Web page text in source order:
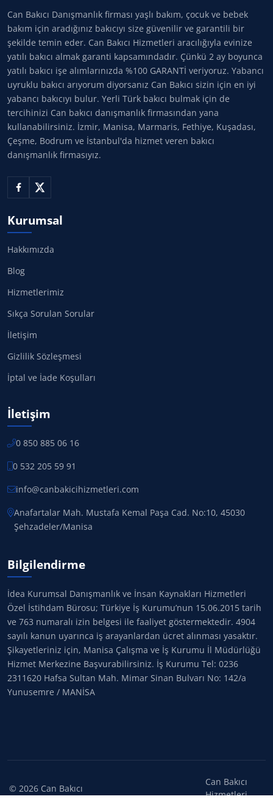
Can Bakıcı Danışmanlık firması yaşlı bakım, çocuk ve bebek
bakım için aradığınız bakıcıyı size güvenilir ve garantili bir
şekilde temin eder. Can Bakıcı Hizmetleri aracılığıyla evinize
yatılı bakıcı almak garanti kapsamındadır. Çünkü 2 ay boyunca
yatılı bakıcı işe alımlarınızda %100 GARANTİ veriyoruz. Yabancı
uyruklu bakıcı arıyorum diyorsanız Can Bakıcı sizin için en iyi
yabancı bakıcıyı bulur. Yerli Türk bakıcı bulmak için de
tercihinizi Can bakıcı danışmanlık firmasından yana
kullanabilirsiniz. İzmir, Manisa, Marmaris, Fethiye, Kuşadası,
Çeşme, Bodrum ve İstanbul'da hizmet veren bakıcı
danışmanlık firmasıyız.
Kurumsal
Hakkımızda
Blog
Hizmetlerimiz
Sıkça Sorulan Sorular
İletişim
Gizlilik Sözleşmesi
İptal ve İade Koşulları
İletişim
0 850 885 06 16
0 532 205 59 91
info@canbakicihizmetleri.com
Anafartalar Mah. Mustafa Kemal Paşa Cad. No:10, 45030
Şehzadeler/Manisa
Bilgilendirme
İdea Kurumsal Danışmanlık ve İnsan Kaynakları Hizmetleri
Özel İstihdam Bürosu; Türkiye İş Kurumu’nun 15.06.2015 tarih
ve 763 numaralı izin belgesi ile faaliyet göstermektedir. 4904
sayılı kanun uyarınca iş arayanlardan ücret alınması yasaktır.
Şikayetleriniz için, Manisa Çalışma ve İş Kurumu İl Müdürlüğü
Hizmet Merkezine Başvurabilirsiniz. İş Kurumu Tel: 0236
2311620 Hafsa Sultan Mah. Mimar Sinan Bulvarı No: 142/a
Yunusemre / MANİSA
© 2026Can Bakıcı
Can Bakıcı
Hizmetleri